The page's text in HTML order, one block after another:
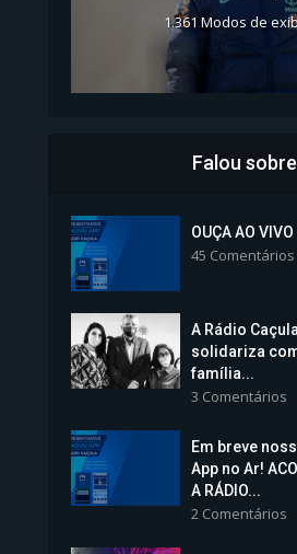
1.361 Modos de
Colégios da
Vice-Prefeita
tomará posse
1.101 Modos de
Falou sobre
OUÇA AO VIVO
45 Comentários
A Rádio
solidariza
família...
3 Comentários
Em breve
App no Ar!
A RÁDIO...
2 Comentários